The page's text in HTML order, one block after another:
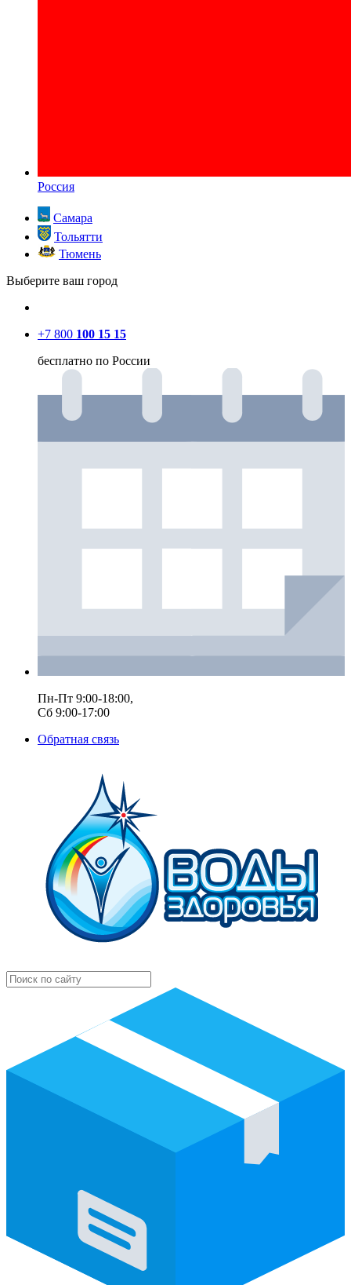
Россия
Самара
Тольятти
Тюмень
Выберите ваш город
+7 800 100 15 15
бесплатно по России
Пн-Пт 9:00-18:00,
Сб 9:00-17:00
Обратная связь